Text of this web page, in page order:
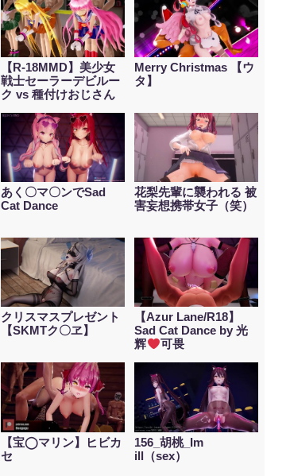
【R-18MMD】美少女
戦士セーラーデビルー
ク vs 種付けおじさん
Merry Christmas 【ウ
タ】
あく〇マ〇ンでSad
Cat Dance
花梨先輩に襲われる 被
害妄想携帯女子（笑）
クリスマスプレゼント
【SKMTク〇ヱ】
【Azur Lane/R18】
Sad Cat Dance by 光
辉
可畏
【宝◯マリン】ヒビカ
セ
156_胡桃_Im
ill（sex）